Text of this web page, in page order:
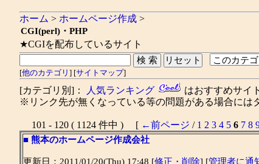
ホーム > ホームページ作成 >
CGI(perl)・PHP
★CGIを配布しているサイト
[他のカテゴリ ] [サイトマップ]
[カテゴリ別]： 人気ランキング はおすすめサイ
※リンク先が無くなっている等の問題がある場合には
101 - 120 ( 1124 件中 ) [ ←前ページ / 1 2 3 4 5 6 7 8
■ 熊本のホームページ作成会社
更新日：2011/01/20(Thu) 17:48 [修正・削除] [管理者に通